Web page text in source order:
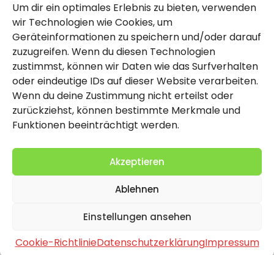
Um dir ein optimales Erlebnis zu bieten, verwenden
wir Technologien wie Cookies, um
Geräteinformationen zu speichern und/oder darauf
zuzugreifen. Wenn du diesen Technologien
zustimmst, können wir Daten wie das Surfverhalten
oder eindeutige IDs auf dieser Website verarbeiten.
Wenn du deine Zustimmung nicht erteilst oder
zurückziehst, können bestimmte Merkmale und
Funktionen beeinträchtigt werden.
Akzeptieren
Ablehnen
Einstellungen ansehen
Cookie-RichtlinieDatenschutzerklärungImpressum
Rechtlich
Impressum
Datenschutzerklärung
Cookie-Richtlinie (EU)